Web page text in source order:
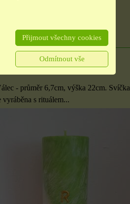
ZVOLTE VARIANTU
Rak 22.6. - 22.7.
- průměr 6,7cm, výška 22cm. Svíčka
vyráběna s rituálem...
Nálepky knotu jsou
Přijmout všechny cookies
Odmítnout vše